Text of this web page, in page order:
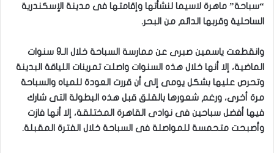
“سباحة” ماهرة لاسيما لنشأتها وإقامتها فى مدينة الإسكندرية
الساحلية وقربها الدائم من البحر.
وانقطعت ياسمين صبرى عن ممارسة السباحة خلال الـ9 سنوات
الماضية، إلا أنها خلال هذه السنوات واصلت تمرينات اللياقة البدينة
وتحرص عليها بشكل يومى إلى أن قررت العودة للمياه والسباحة
مرة أخرى، ورغم شعورها بالقلق قبل هذه البطولة التى شارك
فيها أفضل سباحين فى نوادى القاهرة المختلقة، إلا أنها فازت
وأصبحت متحمسة للمواصلة فى السباحة خلال الفترة المقبلة.